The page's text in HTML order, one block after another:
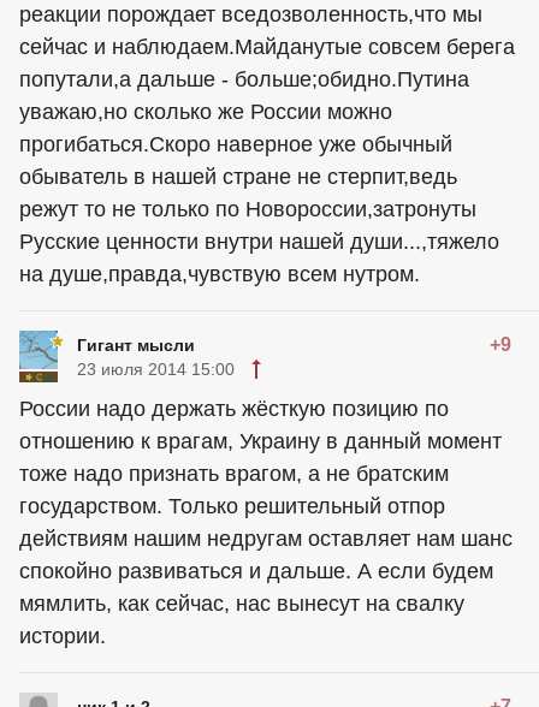
реакции порождает вседозволенность,что мы
сейчас и наблюдаем.Майданутые совсем берега
попутали,а дальше - больше;обидно.Путина
уважаю,но сколько же России можно
прогибаться.Скоро наверное уже обычный
обыватель в нашей стране не стерпит,ведь
режут то не только по Новороссии,затронуты
Русские ценности внутри нашей души...,тяжело
на душе,правда,чувствую всем нутром.
Гигант мысли +9
23 июля 2014 15:00
России надо держать жёсткую позицию по
отношению к врагам, Украину в данный момент
тоже надо признать врагом, а не братским
государством. Только решительный отпор
действиям нашим недругам оставляет нам шанс
спокойно развиваться и дальше. А если будем
мямлить, как сейчас, нас вынесут на свалку
истории.